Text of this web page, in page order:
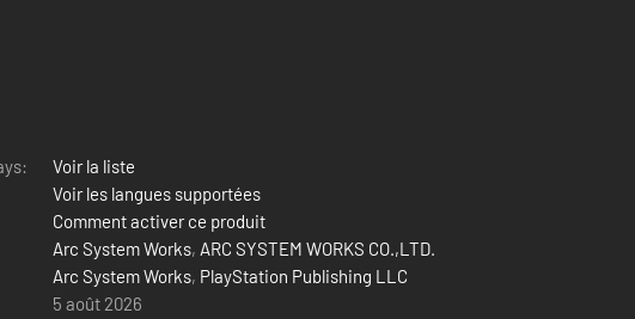
Voir la liste
Voir les langues supportées
Comment activer ce produit
Arc System Works, ARC SYSTEM WORKS CO.,LTD.
Arc System Works, PlayStation Publishing LLC
5 août 2026